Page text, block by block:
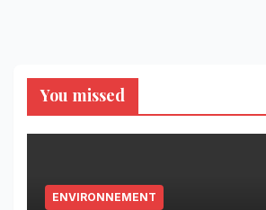
You missed
ENVIRONNEMENT